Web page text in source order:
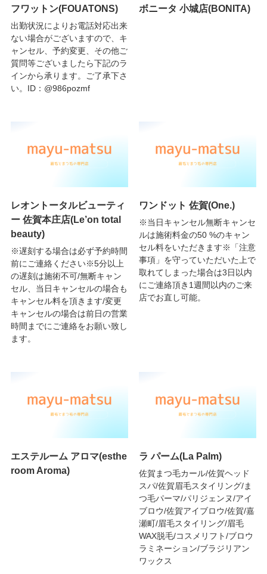
フワットン(FOUATONS)
出勤状況によりお電話対応出来
ない場合がございますので、キ
ャンセル、予約変更、その他ご
質問等ございましたら下記のラ
インから承ります。ご了承下さ
い。ID：@986pozmf
ボニータ 小城店(BONITA)
レオントータルビューティ
ー 佐賀本庄店(Le’on total
beauty)
※遅刻する場合は必ず予約時間
前にご連絡ください※5分以上
の遅刻は施術不可/無断キャン
セル、当日キャンセルの場合も
キャンセル料を頂きます/変更
キャンセルの場合は前日の営業
時間までにご連絡をお願い致し
ます。
ワンドット 佐賀(One.)
※当日キャンセル無断キャンセ
ルは施術料金の50 %のキャン
セル料をいただきます※「注意
事項」を守っていただいた上で
取れてしまった場合は3日以内
にご連絡頂き1週間以内のご来
店でお直し可能。
エステルーム アロマ(esthe
room Aroma)
ラ パーム(La Palm)
佐賀まつ毛カール/佐賀ヘッド
スパ/佐賀眉毛スタイリング/ま
つ毛パーマ/パリジェンヌ/アイ
ブロウ/佐賀アイブロウ/佐賀/嘉
瀬町/眉毛スタイリング/眉毛
WAX脱毛/コスメリフト/ブロウ
ラミネーション/ブラジリアン
ワックス